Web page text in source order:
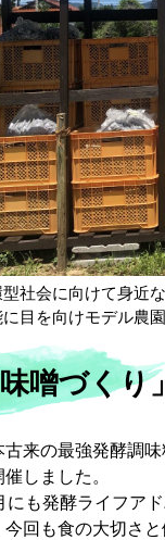
社会に向けて身近
目を向けモデル農
噌づくり
古来の最強発酵調
催しました。
にも発酵ライフア
今回も食の大切さ